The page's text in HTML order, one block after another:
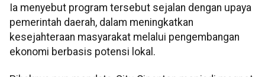
Ia menyebut program tersebut sejalan dengan upaya
pemerintah daerah, dalam meningkatkan
kesejahteraan masyarakat melalui pengembangan
ekonomi berbasis potensi lokal.